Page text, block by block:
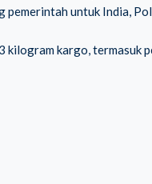
untuk India,
kilogram kargo, termasuk